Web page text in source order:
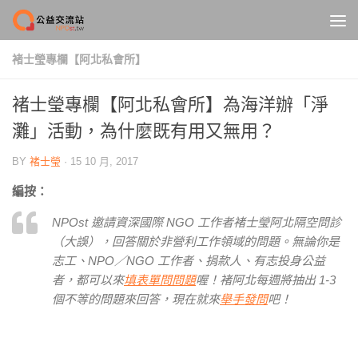
Skip to content
褚士瑩專欄【阿北私會所】
褚士瑩專欄【阿北私會所】為海洋辦「淨
灘」活動，為什麼既有用又無用？
BY 褚士瑩 · 15 10 月, 2017
編按：
NPOst 邀請資深國際 NGO 工作者褚士瑩阿北隔空問診
（大誤），回答關於非營利工作領域的問題。無論你是
志工、NPO／NGO 工作者、捐款人、有志投身公益
者，都可以來填表單問問題喔！褚阿北每週將抽出 1-3
個不等的問題來回答，現在就來舉手發問吧！